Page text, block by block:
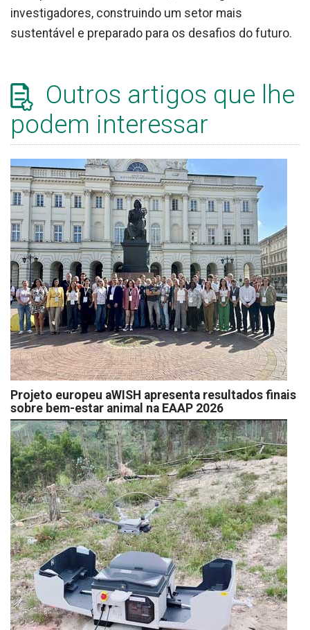
investigadores, construindo um setor mais
sustentável e preparado para os desafios do futuro.
Outros artigos que lhe
podem interessar
Projeto europeu aWISH apresenta resultados finais
sobre bem-estar animal na EAAP 2026